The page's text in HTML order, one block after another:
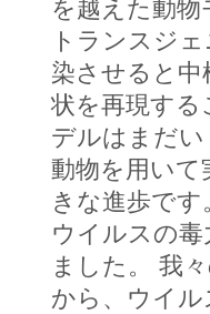
を越えた動
トランスジ
染させると中
状を再現する
デルはまだ
動物を用い
きな進歩で
ウイルスの
ました。 我
から、ウイ